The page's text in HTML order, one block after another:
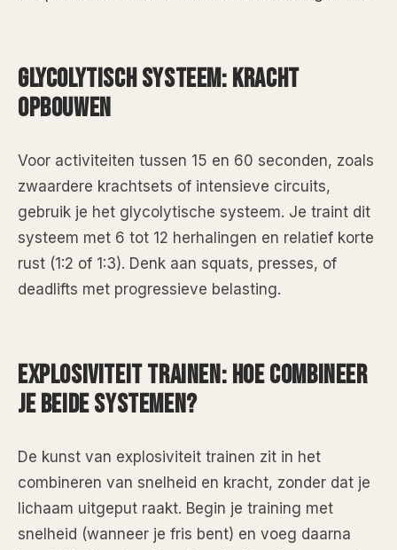
GLYCOLYTISCH SYSTEEM: KRACHT
OPBOUWEN
Voor activiteiten tussen 15 en 60 seconden, zoals
zwaardere krachtsets of intensieve circuits,
gebruik je het glycolytische systeem. Je traint dit
systeem met 6 tot 12 herhalingen en relatief korte
rust (1:2 of 1:3). Denk aan squats, presses, of
deadlifts met progressieve belasting.
EXPLOSIVITEIT TRAINEN: HOE COMBINEER
JE BEIDE SYSTEMEN?
De kunst van explosiviteit trainen zit in het
combineren van snelheid en kracht, zonder dat je
lichaam uitgeput raakt. Begin je training met
snelheid (wanneer je fris bent) en voeg daarna